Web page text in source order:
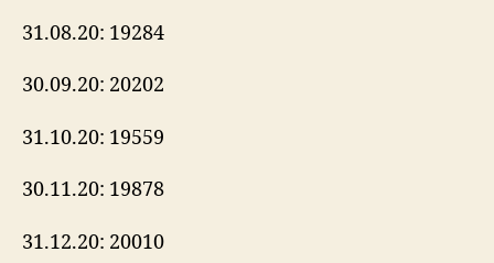
31.08.20: 19284
30.09.20: 20202
31.10.20: 19559
30.11.20: 19878
31.12.20: 20010